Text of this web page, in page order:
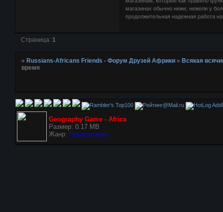
магазинах обычно ниже, нежели у
продолжительная надежная работа
Страница: 1
»Russians-Africans Friends - Форум Друзей Африки »Всякая
время
Geography Game - Africa
Размер: 0.17 MB
Жанр: Головоломки